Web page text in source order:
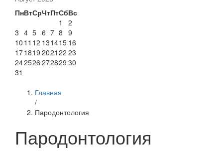
ПнВтСрЧтПтСбВс
1
2
3 4 5 6 7 8 9
10 11 12 131415 16
171819 2021 22 23
242526 272829 30
31
Главная
/
Пародонтология
Пародонтология